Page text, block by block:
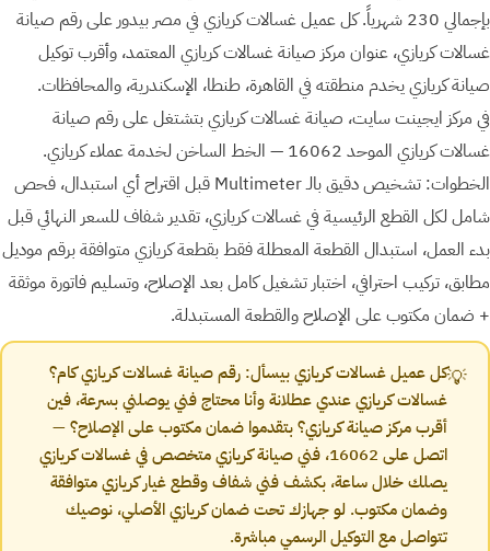
بإجمالي 230 شهرياً. كل عميل غسالات كريازي في مصر بيدور على رقم صيانة
غسالات كريازي، عنوان مركز صيانة غسالات كريازي المعتمد، وأقرب توكيل
صيانة كريازي يخدم منطقته في القاهرة، طنطا، الإسكندرية، والمحافظات.
في مركز ايجينت سايت، صيانة غسالات كريازي بتشتغل على رقم صيانة
غسالات كريازي الموحد 16062 — الخط الساخن لخدمة عملاء كريازي.
الخطوات: تشخيص دقيق بالـ Multimeter قبل اقتراح أي استبدال، فحص
شامل لكل القطع الرئيسية في غسالات كريازي، تقدير شفاف للسعر النهائي قبل
بدء العمل، استبدال القطعة المعطلة فقط بقطعة كريازي متوافقة برقم موديل
مطابق، تركيب احترافي، اختبار تشغيل كامل بعد الإصلاح، وتسليم فاتورة موثقة
+ ضمان مكتوب على الإصلاح والقطعة المستبدلة.
💡كل عميل غسالات كريازي بيسأل: رقم صيانة غسالات كريازي كام؟
غسالات كريازي عندي عطلانة وأنا محتاج فني يوصلني بسرعة، فين
أقرب مركز صيانة كريازي؟ بتقدموا ضمان مكتوب على الإصلاح؟ —
اتصل على 16062، فني صيانة كريازي متخصص في غسالات كريازي
يصلك خلال ساعة، بكشف فني شفاف وقطع غيار كريازي متوافقة
وضمان مكتوب. لو جهازك تحت ضمان كريازي الأصلي، نوصيك
تتواصل مع التوكيل الرسمي مباشرة.